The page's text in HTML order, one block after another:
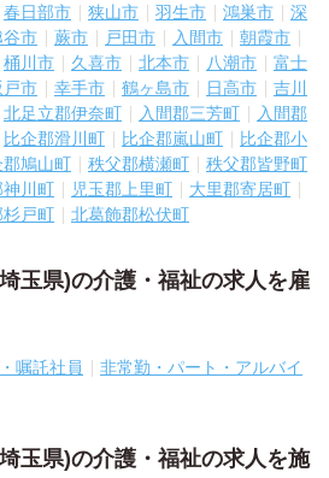
春日部市 狭山市 羽生市 鴻巣市
深
谷市 蕨市 戸田市 入間市
朝霞市
桶川市 久喜市 北本市 八潮市
富士
戸市 幸手市 鶴ヶ島市 日高市
吉川
北足立郡伊奈町 入間郡三芳町
入間郡
比企郡滑川町 比企郡嵐山町
比企郡小
郡鳩山町 秩父郡横瀬町
秩父郡皆野町
神川町 児玉郡上里町
大里郡寄居町
戸町 北葛飾郡松伏町
玉県)の介護・福祉の求人を雇
嘱託社員
非常勤・パート・アルバイ
玉県)の介護・福祉の求人を施